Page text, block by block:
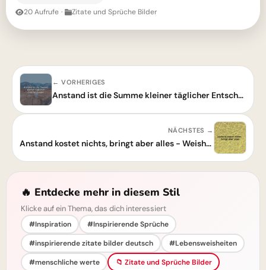
20 Aufrufe · Zitate und Sprüche Bilder
← VORHERIGES
Anstand ist die Summe kleiner täglicher Entscheidungen – Eine Weisheit zum Nachdenken
NÄCHSTES →
Anstand kostet nichts, bringt aber alles - Weisheit
🔥 Entdecke mehr in diesem Stil
Klicke auf ein Thema, das dich interessiert
#Inspiration
#Inspirierende Sprüche
#inspirierende zitate bilder deutsch
#Lebensweisheiten
#menschliche werte
📁 Zitate und Sprüche Bilder